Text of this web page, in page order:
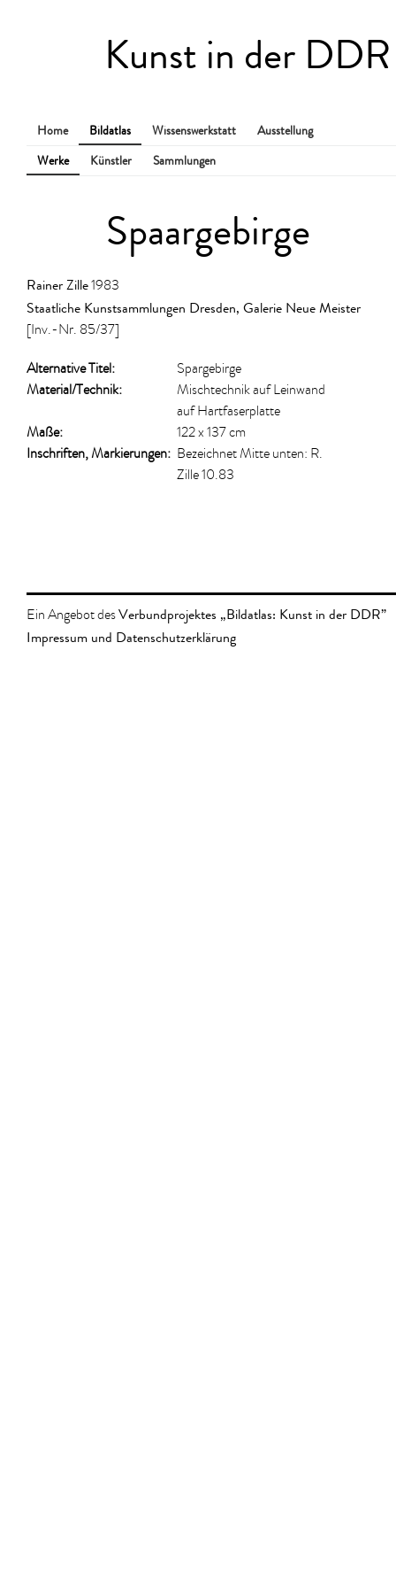
Kunst in der DDR
Home Bildatlas Wissenswerkstatt
Ausstellung
Werke
Künstler Sammlungen
Spaargebirge
Rainer Zille1983
Staatliche Kunstsammlungen Dresden, Galerie Neue Meister
[Inv.-Nr. 85/37]
Alternative Titel:
Spargebirge
Material/​Technik:
Mischtechnik auf Leinwand
auf Hartfaserplatte
Maße:
122 x 137 cm
Inschriften, Markierungen: Bezeichnet Mitte unten: R.
Zille 10.83
Ein Angebot desVerbundprojektes „Bildatlas: Kunst in der DDR”
Impressum und Datenschutzerklärung